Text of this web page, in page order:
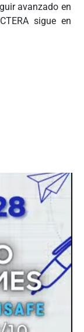
avanzado en
sigue en